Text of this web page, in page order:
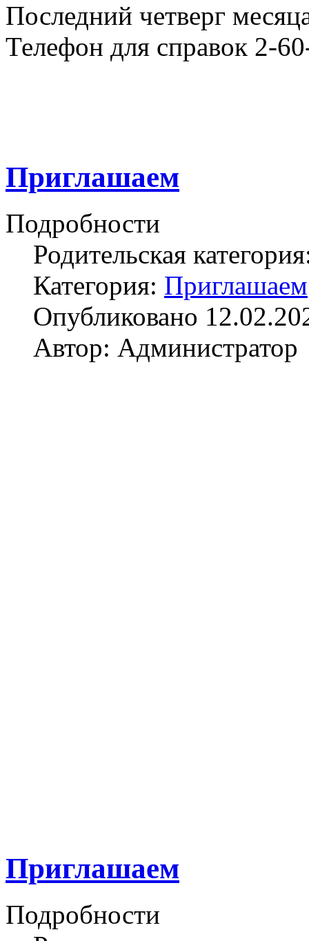
Последний четверг
Телефон для справок 2-
Приглашаем
Подробности
Родительская
Категория: Приглашаем
Опубликовано
Автор: Администратор
Приглашаем
Подробности